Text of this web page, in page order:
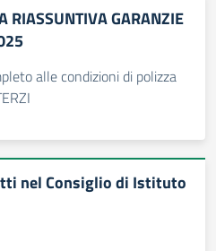
RIASSUNTIVA GARANZIE
alle condizioni di polizza
nel Consiglio di Istituto